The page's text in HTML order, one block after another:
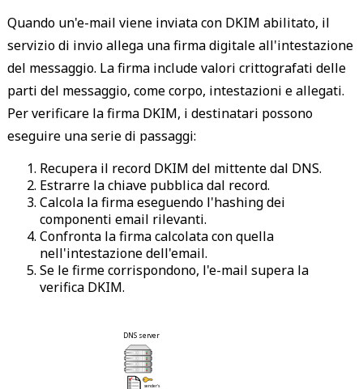
Quando un'e-mail viene inviata con DKIM abilitato, il
servizio di invio allega una firma digitale all'intestazione
del messaggio. La firma include valori crittografati delle
parti del messaggio, come corpo, intestazioni e allegati.
Per verificare la firma DKIM, i destinatari possono
eseguire una serie di passaggi:
Recupera il record DKIM del mittente dal DNS.
Estrarre la chiave pubblica dal record.
Calcola la firma eseguendo l'hashing dei
componenti email rilevanti.
Confronta la firma calcolata con quella
nell'intestazione dell'email.
Se le firme corrispondono, l'e-mail supera la
verifica DKIM.
sender's
DNS server